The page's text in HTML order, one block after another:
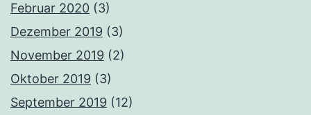
Februar 2020 (3)
Dezember 2019 (3)
November 2019 (2)
Oktober 2019 (3)
September 2019 (12)